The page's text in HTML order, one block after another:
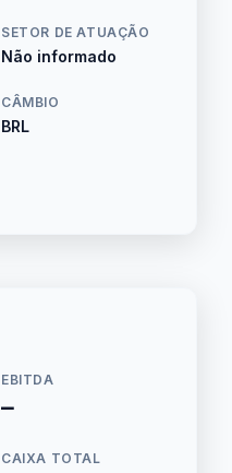
SETOR DE ATUAÇÃO
Não informado
CÂMBIO
BRL
EBITDA
—
CAIXA TOTAL